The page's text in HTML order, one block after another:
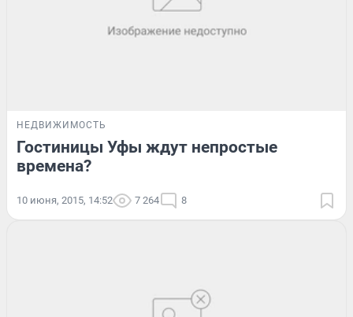
НЕДВИЖИМОСТЬ
Гостиницы Уфы ждут непростые
времена?
10 июня, 2015, 14:52 7 264 8